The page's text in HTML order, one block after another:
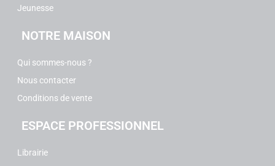
Jeunesse
NOTRE MAISON
Qui sommes-nous ?
Nous contacter
Conditions de vente
ESPACE PROFESSIONNEL
Librairie